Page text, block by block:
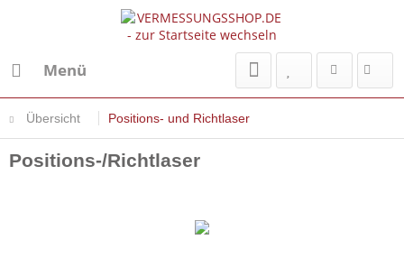
Menü
Übersicht Positions- und Richtlaser
Positions-/Richtlaser